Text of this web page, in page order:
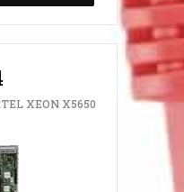
XEON X5650